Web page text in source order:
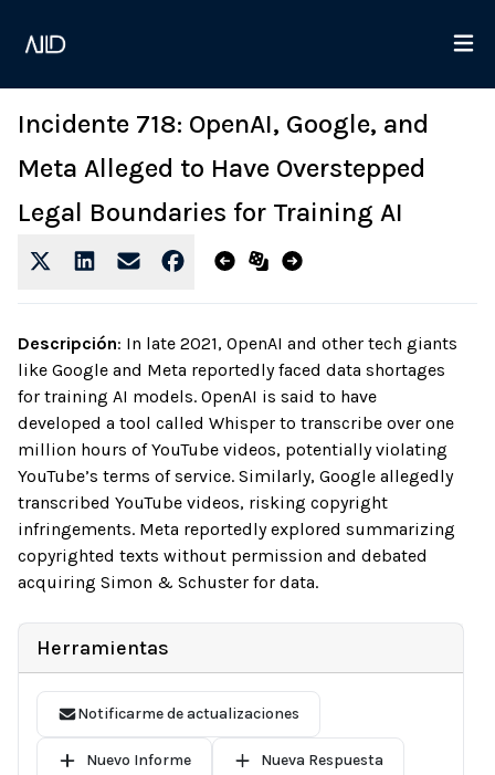
Incidente 718: OpenAI, Google, and
Meta Alleged to Have Overstepped
Legal Boundaries for Training AI
Descripción: In late 2021, OpenAI and other tech giants
like Google and Meta reportedly faced data shortages
for training AI models. OpenAI is said to have
developed a tool called Whisper to transcribe over one
million hours of YouTube videos, potentially violating
YouTube’s terms of service. Similarly, Google allegedly
transcribed YouTube videos, risking copyright
infringements. Meta reportedly explored summarizing
copyrighted texts without permission and debated
acquiring Simon & Schuster for data.
Herramientas
Notificarme de actualizaciones
Nuevo Informe Nueva Respuesta